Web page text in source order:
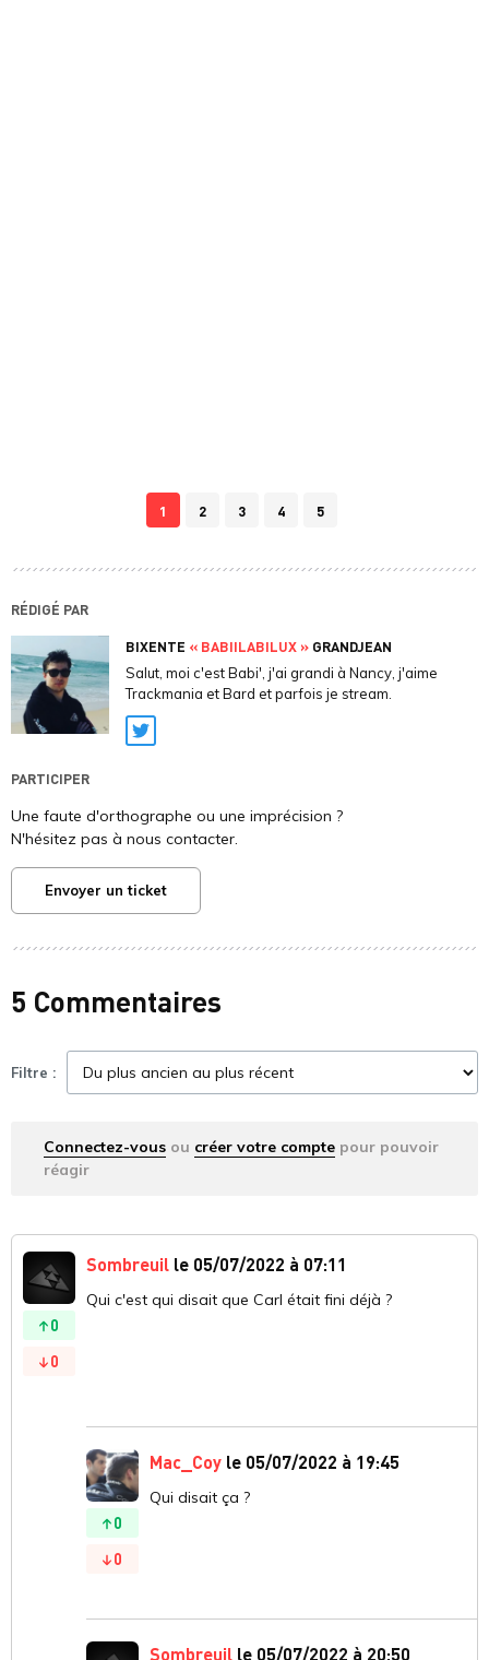
1 2 3 4 5
RÉDIGÉ PAR
BIXENTE « BABIILABILUX » GRANDJEAN
Salut, moi c'est Babi', j'ai grandi à Nancy, j'aime
Trackmania et Bard et parfois je stream.
Twitter
PARTICIPER
Une faute d'orthographe ou une imprécision ?
N'hésitez pas à nous contacter.
Envoyer un ticket
5 Commentaires
Filtre :
Connectez-vous ou créer votre compte pour pouvoir
réagir
0
0
Sombreuil le 05/07/2022 à 07:11
Qui c'est qui disait que Carl était fini déjà ?
0
0
Mac_Coy le 05/07/2022 à 19:45
Qui disait ça ?
Sombreuil le 05/07/2022 à 20:50